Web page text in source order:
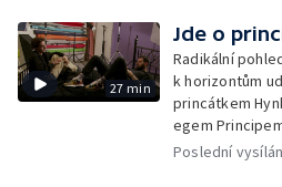
27 min
Jde o
Radikální
k horizontům
princátkem
egem
Poslední